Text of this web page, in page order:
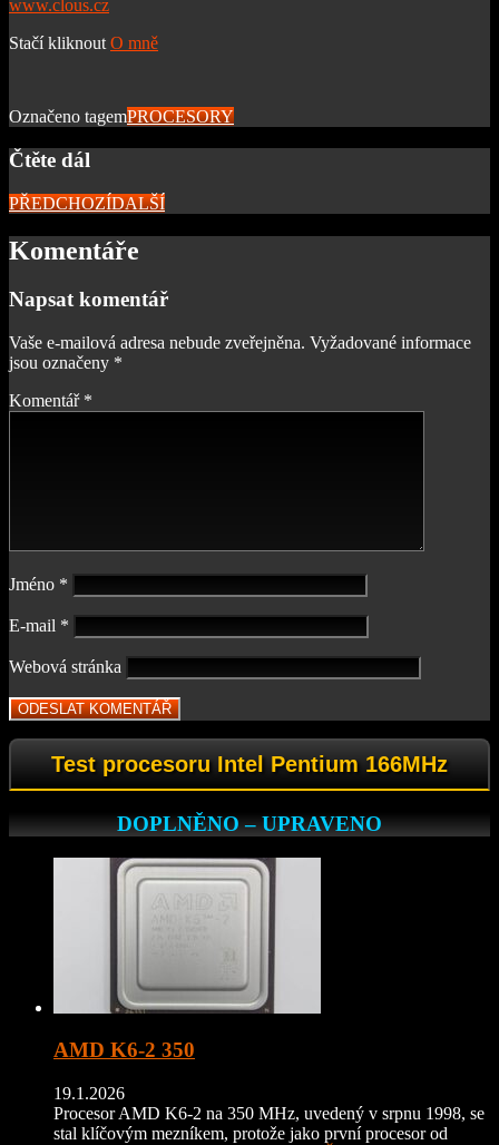
www.clous.cz
Stačí kliknout O mně
Označeno tagemPROCESORY
Čtěte dál
PŘEDCHOZÍDALŠÍ
Komentáře
Napsat komentář
Vaše e-mailová adresa nebude zveřejněna. Vyžadované informace
jsou označeny *
Komentář *
Jméno *
E-mail *
Webová stránka
Test procesoru Intel Pentium 166MHz
DOPLNĚNO – UPRAVENO
AMD K6-2 350
19.1.2026
Procesor AMD K6-2 na 350 MHz, uvedený v srpnu 1998, se
stal klíčovým mezníkem, protože jako první procesor od